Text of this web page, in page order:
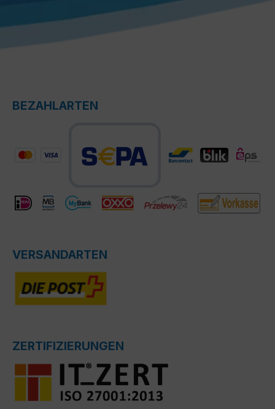
BEZAHLARTEN
VERSANDARTEN
ZERTIFIZIERUNGEN